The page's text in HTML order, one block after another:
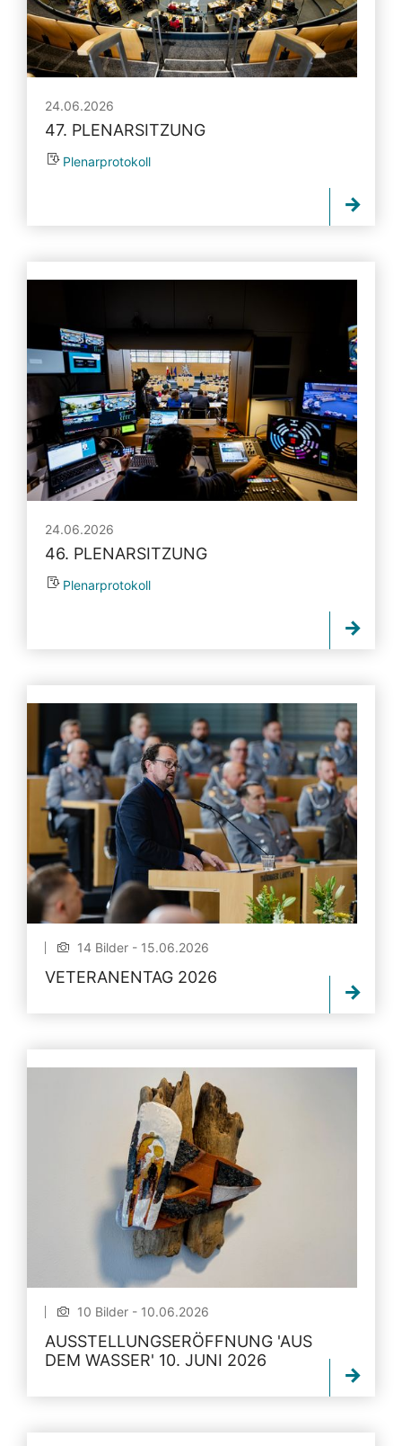
24.06.2026
47. PLENARSITZUNG
Plenarprotokoll
24.06.2026
46. PLENARSITZUNG
Plenarprotokoll
14 Bilder - 15.06.2026
VETERANENTAG 2026
10 Bilder - 10.06.2026
AUSSTELLUNGSERÖFFNUNG 'AUS
DEM WASSER' 10. JUNI 2026